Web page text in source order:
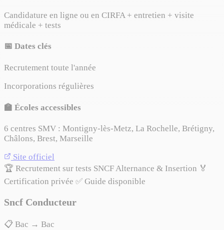
Candidature en ligne ou en CIRFA + entretien + visite
médicale + tests
📅 Dates clés
Recrutement toute l'année
Incorporations régulières
🏫 Écoles accessibles
6 centres SMV : Montigny-lès-Metz, La Rochelle, Brétigny,
Châlons, Brest, Marseille
Site officiel
🏆 Recrutement sur tests SNCFAlternance & Insertion 🏅
Certification privée ✅ Guide disponible
Sncf Conducteur
📋 Bac → Bac